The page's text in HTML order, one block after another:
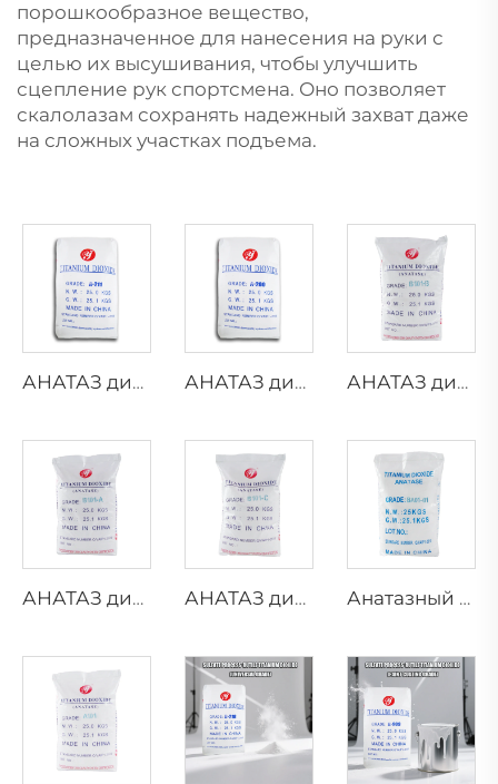
порошкообразное вещество,
предназначенное для нанесения на руки с
целью их высушивания, чтобы улучшить
сцепление рук спортсмена. Оно позволяет
скалолазам сохранять надежный захват даже
на сложных участках подъема.
АНАТАЗ диоксид титана A211 АНАТАЗ диоксид титана A200 АНАТАЗ диоксид титана B101-B
АНАТАЗ диоксид титана B101-A АНАТАЗ диоксид титана B101-C Анатазный диоксид титана BA01-01 | Обычный сорт